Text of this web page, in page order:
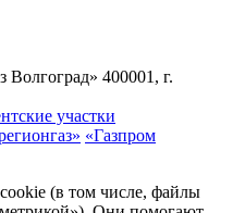
Волгоград» 400001, г.
участки
«Газпром
(в том числе, файлы